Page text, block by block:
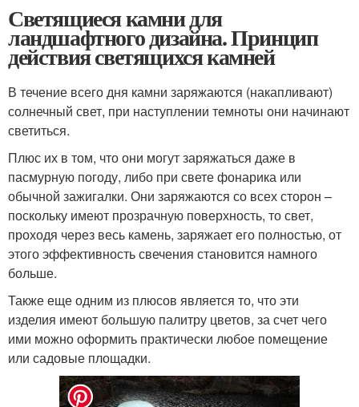
Светящиеся камни для
ландшафтного дизайна. Принцип
действия светящихся камней
В течение всего дня камни заряжаются (накапливают)
солнечный свет, при наступлении темноты они начинают
светиться.
Плюс их в том, что они могут заряжаться даже в
пасмурную погоду, либо при свете фонарика или
обычной зажигалки. Они заряжаются со всех сторон –
поскольку имеют прозрачную поверхность, то свет,
проходя через весь камень, заряжает его полностью, от
этого эффективность свечения становится намного
больше.
Также еще одним из плюсов является то, что эти
изделия имеют большую палитру цветов, за счет чего
ими можно оформить практически любое помещение
или садовые площадки.